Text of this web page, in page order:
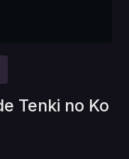
Tenki no Ko